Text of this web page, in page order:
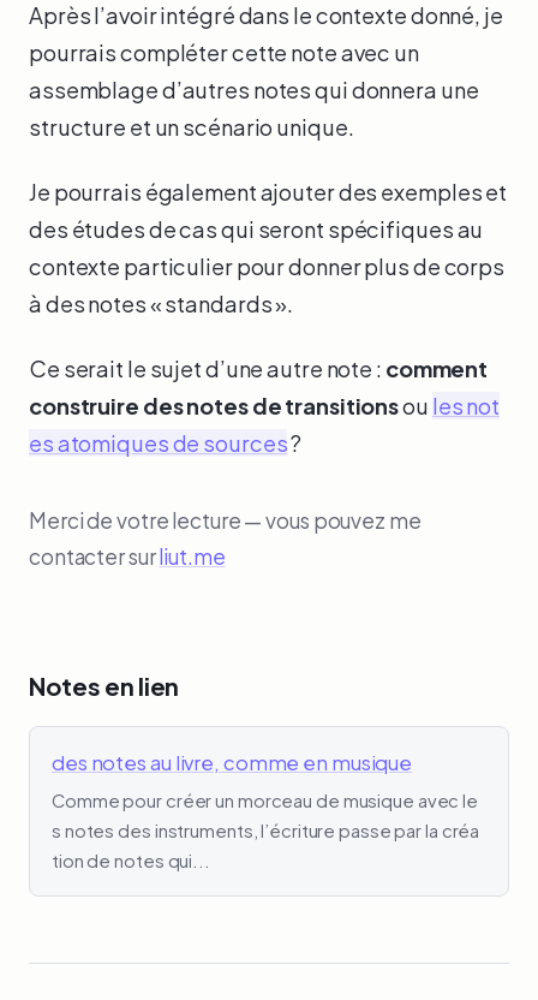
Après l’avoir intégré dans le contexte donné, je
pourrais compléter cette note avec un
assemblage d’autres notes qui donnera une
structure et un scénario unique.
Je pourrais également ajouter des exemples et
des études de cas qui seront spécifiques au
contexte particulier pour donner plus de corps
à des notes « standards ».
Ce serait le sujet d’une autre note : comment
construire des notes de transitionsou les not
es atomiques de sources?
Merci de votre lecture — vous pouvez me
contacter surliut.me
Notes en lien
des notes au livre, comme en musique
Comme pour créer un morceau de musique avec le
s notes des instruments, l’écriture passe par la créa
tion de notes qui...